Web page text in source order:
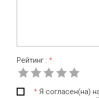
Рейтинг : *
* Я согласен(на)